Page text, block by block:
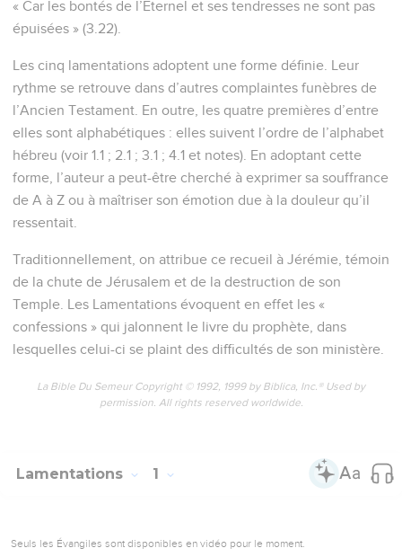
la terre la fierté d'Israël ! Il ne s'est pas souvenu de son
marchepied, le jour de sa colère !
Le Seigneur a englouti sans pitié tous les domaines de
Juda, il les a précipitées par terre. Il a profané le royaume et
Dans son ardente colère, il a abattu toute la force d'Israël. Il
a retiré sa main droite en présence de l'ennemi. Il a allumé
en Jacob comme un feu dont les flammes dévorent tout ce
dressée comme celle d'un assaillant. Il a fait disparaître tout
ce qui plaisait aux regards, il a déversé sa fureur comme un
feu sur la tente de la fille de Sion.
5 Le Seigneur a été comme un ennemi : il a englouti Israël, il
a englouti tous ses palais, il a détruit ses forteresses. Il a
Il est passé en force, comme on force la clôture d’un jardin,
rejeté le roi et le prêtre.
Sion. Des cris ont retenti dans la maison de l'Eternel, comme